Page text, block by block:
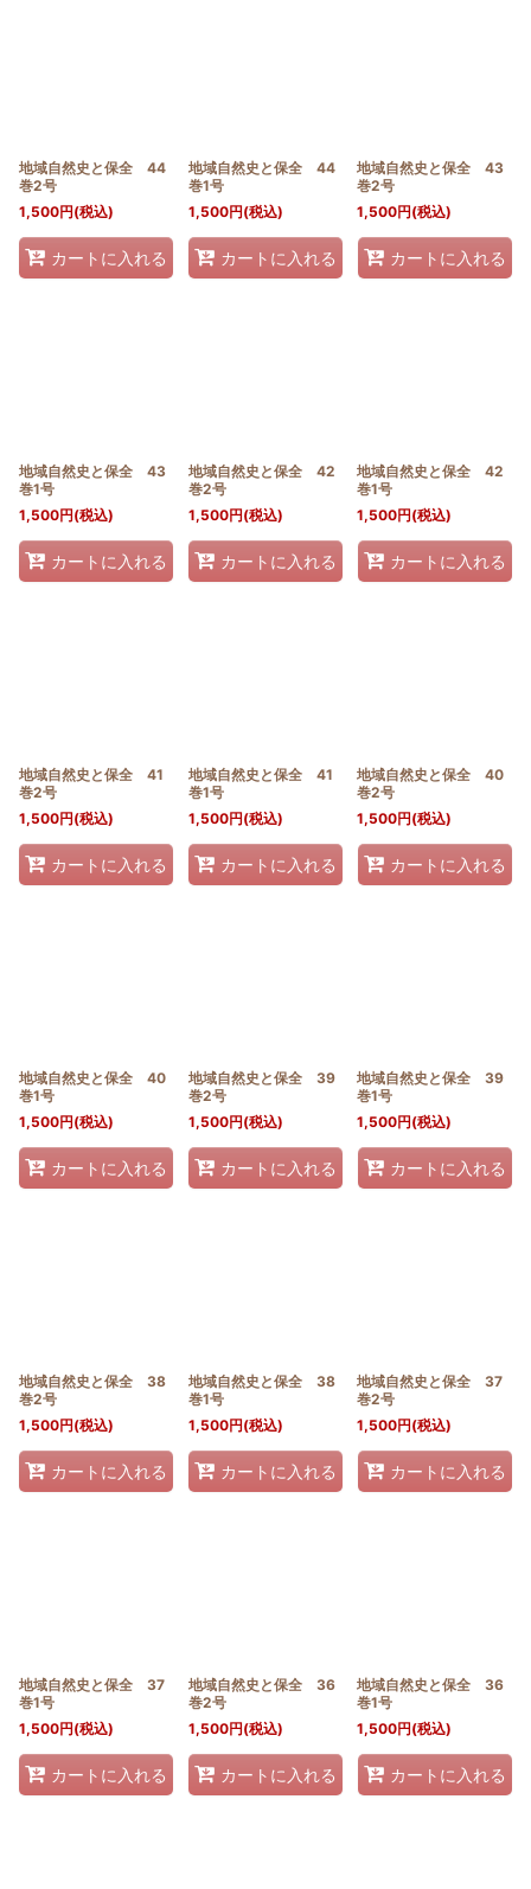
地域自然史と保全 44
巻2号
1,500円(税込)
カートに入れる
地域自然史と保全 44
巻1号
1,500円(税込)
カートに入れる
地域自然史と保全 43
巻2号
1,500円(税込)
カートに入れる
地域自然史と保全 43
巻1号
1,500円(税込)
カートに入れる
地域自然史と保全 42
巻2号
1,500円(税込)
カートに入れる
地域自然史と保全 42
巻1号
1,500円(税込)
カートに入れる
地域自然史と保全 41
巻2号
1,500円(税込)
カートに入れる
地域自然史と保全 41
巻1号
1,500円(税込)
カートに入れる
地域自然史と保全 40
巻2号
1,500円(税込)
カートに入れる
地域自然史と保全 40
巻1号
1,500円(税込)
カートに入れる
地域自然史と保全 39
巻2号
1,500円(税込)
カートに入れる
地域自然史と保全 39
巻1号
1,500円(税込)
カートに入れる
地域自然史と保全 38
巻2号
1,500円(税込)
カートに入れる
地域自然史と保全 38
巻1号
1,500円(税込)
カートに入れる
地域自然史と保全 37
巻2号
1,500円(税込)
カートに入れる
地域自然史と保全 37
巻1号
1,500円(税込)
カートに入れる
地域自然史と保全 36
巻2号
1,500円(税込)
カートに入れる
地域自然史と保全 36
巻1号
1,500円(税込)
カートに入れる